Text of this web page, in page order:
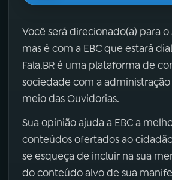
Você será direcionado(a) para o
mas é com a EBC que estará
Fala.BR é uma plataforma de
sociedade com a
meio das Ouvidorias.
Sua opinião ajuda a EBC a
conteúdos ofertados ao
se esqueça de incluir na sua
do conteúdo alvo de sua